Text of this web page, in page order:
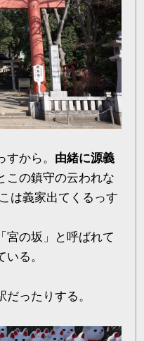
から。 由緒に源義
この鎮守の云われな
は義家出てくるっす
宮の坂」と呼ばれて
る。
だったりする。